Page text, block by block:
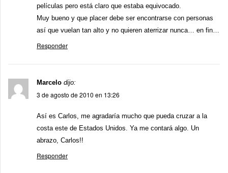
películas pero está claro que estaba equivocado.
Muy bueno y que placer debe ser encontrarse con personas
así que vuelan tan alto y no quieren aterrizar nunca… en fin…
Responder
Marcelo dijo:
3 de agosto de 2010 en 13:26
Así es Carlos, me agradaría mucho que pueda cruzar a la
costa este de Estados Unidos. Ya me contará algo. Un
abrazo, Carlos!!
Responder